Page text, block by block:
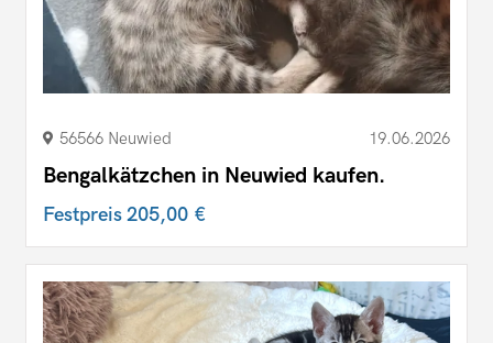
56566 Neuwied 19.06.2026
Bengalkätzchen in Neuwied kaufen.
Festpreis205,00 €